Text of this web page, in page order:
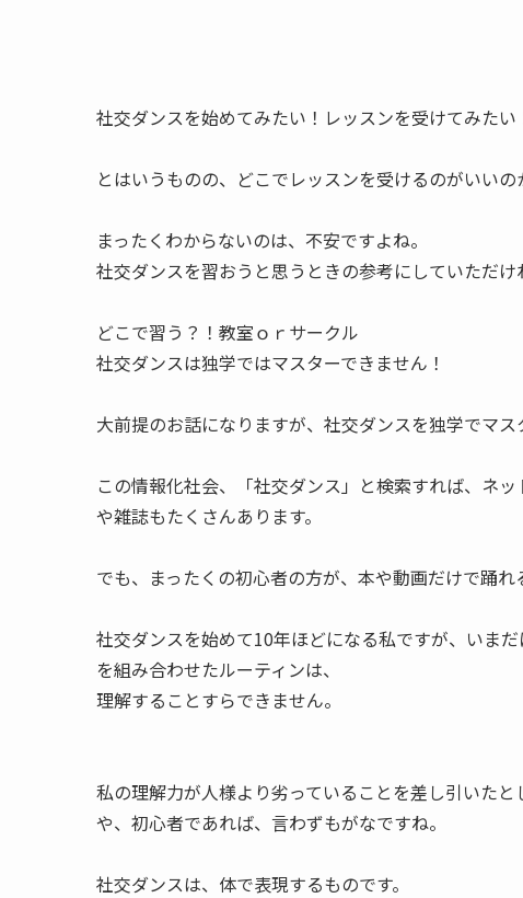
社交ダンスを始めてみたい！レッスンを受けてみたい
とはいうものの、どこでレッスンを受けるのがいい
まったくわからないのは、不安ですよね。
社交ダンスを習おうと思うときの参考にしていただけ
どこで習う？！教室ｏｒサークル
社交ダンスは独学ではマスターできません！
大前提のお話になりますが、社交ダンスを独学でマ
この情報化社会、「社交ダンス」と検索すれば、ネ
や雑誌もたくさんあります。
でも、まったくの初心者の方が、本や動画だけで踊れ
社交ダンスを始めて10年ほどになる私ですが、いま
を組み合わせたルーティンは、
理解することすらできません。
私の理解力が人様より劣っていることを差し引いた
や、初心者であれば、言わずもがなですね。
社交ダンスは、体で表現するものです。